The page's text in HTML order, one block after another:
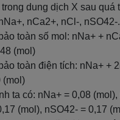
dung dịch X sau quá
nCa2+, nCl-, nSO42-.
toàn số mol: nNa+ +
(mol)
toàn điện tích: nNa+ +
(mol)
ta có: nNa+ = 0,08 (mol),
(mol), nSO42- = 0,17